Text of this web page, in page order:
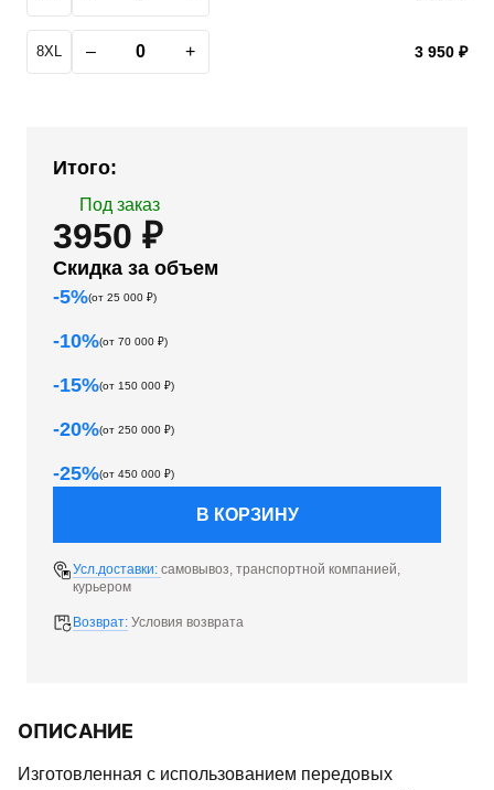
8XL – + 3 950 ₽
Итого:
Под заказ
3950 ₽
Скидка за объем
-5%(от 25 000 ₽)
-10%(от 70 000 ₽)
-15%(от 150 000 ₽)
-20%(от 250 000 ₽)
-25%(от 450 000 ₽)
В КОРЗИНУ
Усл.доставки: самовывоз, транспортной компанией,
курьером
Возврат: Условия возврата
ОПИСАНИЕ
Изготовленная с использованием передовых